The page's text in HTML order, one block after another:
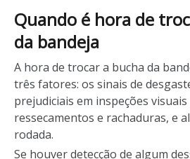
Quando é hora de
da bandeja
A hora de trocar a bucha da
três fatores: os sinais de
prejudiciais em inspeções
ressecamentos e rachaduras, e
rodada.
Se houver detecção de algum